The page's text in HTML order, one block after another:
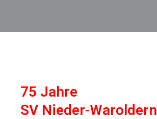
75 Jahre
SV Nieder-Waroldern